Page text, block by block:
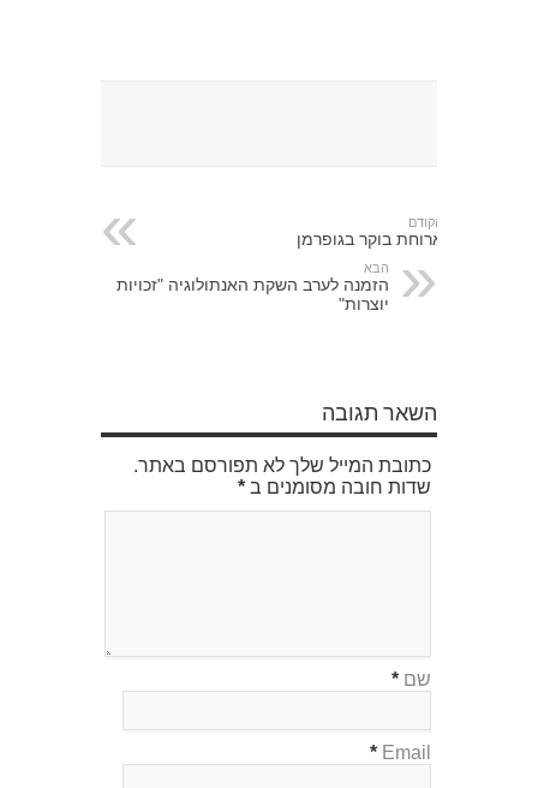
הקודם
ארוחת בוקר בגופרמן
הבא
הזמנה לערב השקת האנתולוגיה "זכויות
יוצרות"
השאר תגובה
כתובת המייל שלך לא תפורסם באתר.
שדות חובה מסומנים ב *
שם *
Email
*